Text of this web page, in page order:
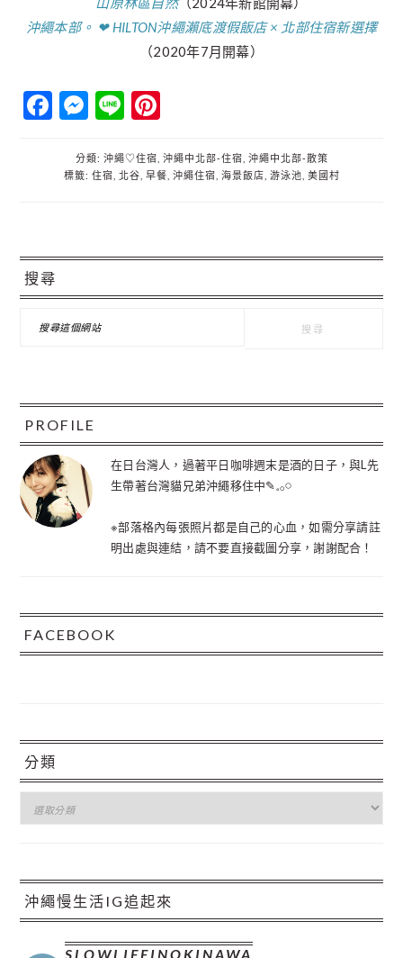
沖繩本部。 ❤︎ HILTON沖繩瀨底渡假飯店 × 北部住宿新選擇
（2020年7月開幕）
Facebook
Messenger
Line
分類: 沖繩♡住宿 沖繩中北部‐住宿 沖繩中北部‐散策
標籤: 住宿 北谷 早餐 沖繩住宿 海景飯店 游泳池 美國村
主
要
搜尋
網
站
PROFILE
在日台灣人，過著平日咖啡週末是酒的日子，與L先
生帶著台灣貓兄弟沖繩移住中✎𓈒𓂂𓏸
※部落格內每張照片都是自己的心血，如需分享請註
明出處與連結，請不要直接截圖分享，謝謝配合！
FACEBOOK
分類
類
沖繩慢生活IG追起來
SLOWLIFEINOKINAWA